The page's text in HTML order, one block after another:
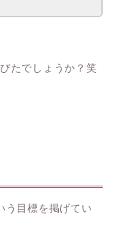
たでしょうか？笑
う目標を掲げてい